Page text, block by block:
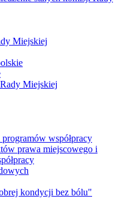
Miejskiej
Miejskiej
współpracy
prawa miejscowego i
kondycji bez bólu"